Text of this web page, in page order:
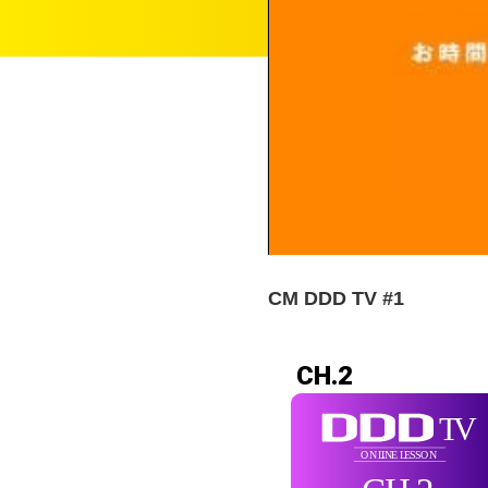
CM DDD TV #1
CH.2